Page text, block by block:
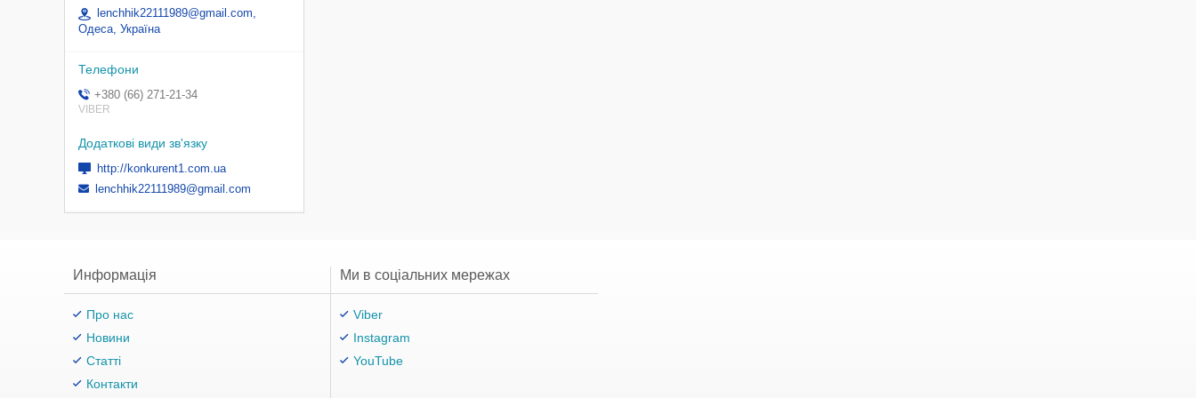
lenchhik22111989@gmail.com,
Одеса, Україна
+380 (66) 271-21-34
VIBER
http://konkurent1.com.ua
lenchhik22111989@gmail.com
Информація
Про нас
Новини
Статті
Контакти
Ми в соціальних мережах
Viber
Instagram
YouTube